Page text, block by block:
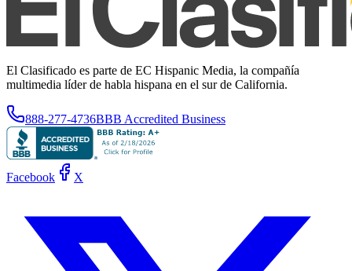
El Clasificado es parte de EC Hispanic Media, la compañía
multimedia líder de habla hispana en el sur de California.
888-277-4736BBB Accredited Business
Facebook X